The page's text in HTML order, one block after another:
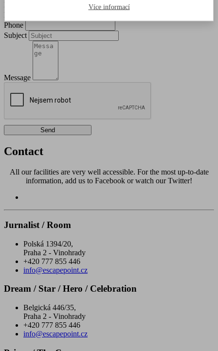
Name and surname
Email
Phone
Subject
Message
Send
Contact
All our facilities are very well accessible. For the most up-to-date
information, add us to Facebook or watch our Twitter!
Jurnalist / Room
Polská 1394/20,
Praha 2 - Vinohrady
+420 777 855 446
info@escapepoint.cz
Dream / Star / Hero / Celebration
Belgická 446/35,
Praha 2 - Vinohrady
+420 777 855 446
info@escapepoint.cz
Více informací